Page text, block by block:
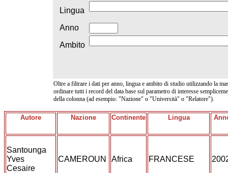
Lingua
Anno
Ambito
Oltre a filtrare i dati per anno, lingua e ambito di studio utilizzando la
ordinare tutti i record del data base sul parametro di interesse
della colonna (ad esempio: "Nazione" o "Università" o "Relatore").
Autore Nazione Continente Lingua
Santounga
Yves
Cesaire
CAMEROUN Africa FRANCESE